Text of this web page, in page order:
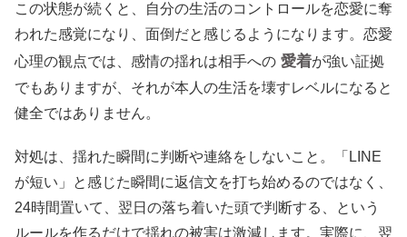
この状態が続くと、自分の生活のコントロールを恋愛に奪
われた感覚になり、面倒だと感じるようになります。恋愛
心理の観点では、感情の揺れは相手への 愛着が強い証拠
でもありますが、それが本人の生活を壊すレベルになると
健全ではありません。
対処は、揺れた瞬間に判断や連絡をしないこと。「LINE
が短い」と感じた瞬間に返信文を打ち始めるのではなく、
24時間置いて、翌日の落ち着いた頭で判断する、という
ルールを作るだけで揺れの被害は激減します。実際に、翌